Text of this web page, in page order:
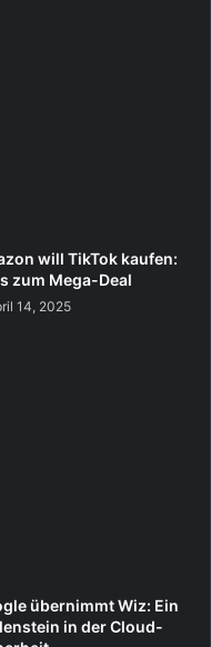
will TikTok kaufen:
zum Mega-Deal
14, 2025
übernimmt Wiz: Ein
in der Cloud-